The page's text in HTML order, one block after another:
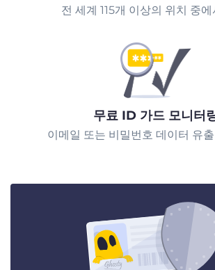
전 세계 115개 이상의 위치 중
무료 ID 가드 모니터
이메일 또는 비밀번호 데이터 유출